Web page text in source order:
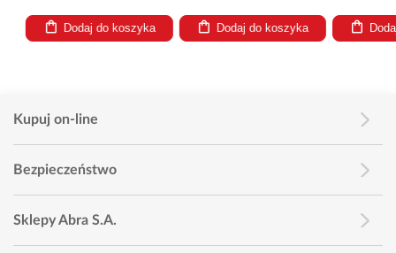
Dodaj do koszyka Dodaj do koszyka
Kupuj on-line
Bezpieczeństwo
Sklepy Abra S.A.